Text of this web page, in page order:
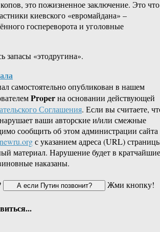
это пожизненное заключение. Это что
киевского «евромайдана» –
госпереворота и уголовные
запасы «этодругина».
самостоятельно опубликован в нашем
Properна основании действующей
Соглашения. Если вы считаете,
ваши авторские и/или смежные
сообщить об этом администрации сайта
с указанием адреса (URL)
материал. Нарушение будет в кратчайшие
наказаны.
Жми кнопку!